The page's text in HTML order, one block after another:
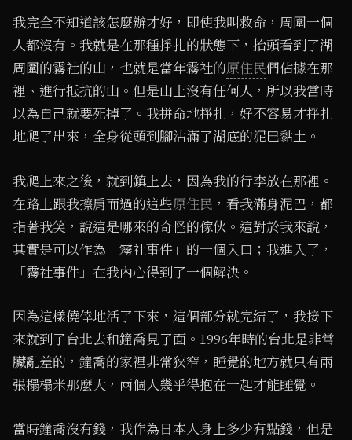
我完全不知道該怎麼辦才好，即使我叫救命，周圍一個
人都沒有。我就是在那種掙扎的狀態下，抬頭看到了湖
周圍的霧社的山，也就是當年霧社的原住民們佔據在那
裡、進行抵抗的山。但是山上沒有任何人，所以我當時
以為自己就要死掉了。我拼命地掙扎，好不容易才掙扎
地爬了出來，全身從頭到腳沾滿了湖底的泥巴黏土。
我爬上來之後，就到鎮上去，因為我的行李放在那裡。
在路上跟我擦肩而過的這些原住民 ，看我滿身泥巴，都
指著我笑，說這是哪來的奇怪的傢伙。這對於我來說，
其實是可以作為「霧社事件」的一個入口；我進入了，
「霧社事件」在我內心得到了一個解決。
因為這樣僥倖地活了下來，這個部分就完結了，我接下
來就到了台北去和鐘喬見了面。1996年時的台北是非常
臟亂差的，鐘喬的家裡非常狹窄，睡覺的地方就只有兩
張榻榻米那麼大，兩個人幾乎得抱在一起才能睡覺。
當時鐘喬沒有錢，我作為日本人身上多少有點錢，但是